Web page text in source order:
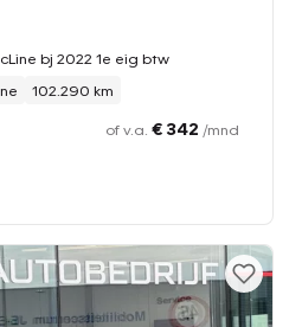
bj 2022 1e eig btw
102.290 km
of v.a. € 342 /mnd